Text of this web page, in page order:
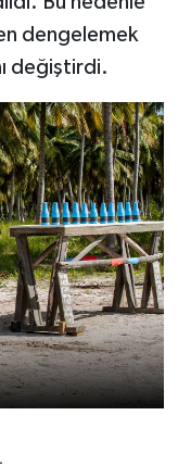
dengelemek
değiştirdi.